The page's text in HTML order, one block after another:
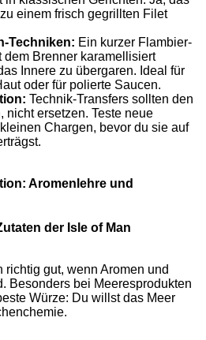
einem frisch gegrillten Filet
Techniken: Ein kurzer Flambier-
dem Brenner karamellisiert
Innere zu übergaren. Ideal für
oder für polierte Saucen.
Technik-Transfers sollten den
nicht ersetzen. Teste neue
Chargen, bevor du sie auf
Aromenlehre und
der Isle of Man
richtig gut, wenn Aromen und
Besonders bei Meeresprodukten
Würze: Du willst das Meer